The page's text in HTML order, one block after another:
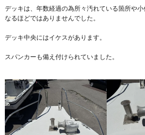
デッキは、年数経過の為所々汚れている箇所や
なるほどではありませんでした。
デッキ中央にはイケスがあります。
スパンカーも備え付けられていました。